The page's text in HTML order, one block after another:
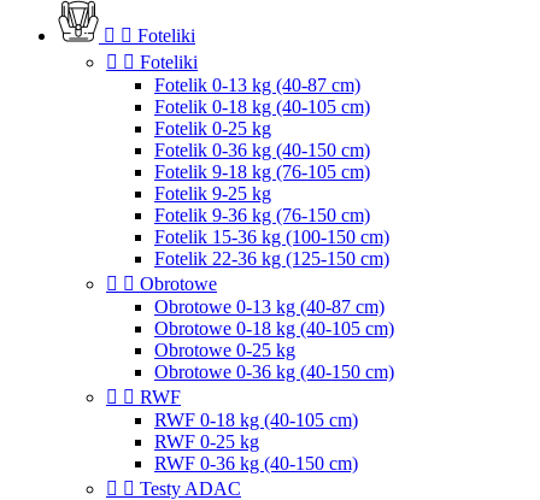
  Foteliki
  Foteliki
Fotelik 0-13 kg (40-87 cm)
Fotelik 0-18 kg (40-105 cm)
Fotelik 0-25 kg
Fotelik 0-36 kg (40-150 cm)
Fotelik 9-18 kg (76-105 cm)
Fotelik 9-25 kg
Fotelik 9-36 kg (76-150 cm)
Fotelik 15-36 kg (100-150 cm)
Fotelik 22-36 kg (125-150 cm)
  Obrotowe
Obrotowe 0-13 kg (40-87 cm)
Obrotowe 0-18 kg (40-105 cm)
Obrotowe 0-25 kg
Obrotowe 0-36 kg (40-150 cm)
  RWF
RWF 0-18 kg (40-105 cm)
RWF 0-25 kg
RWF 0-36 kg (40-150 cm)
  Testy ADAC